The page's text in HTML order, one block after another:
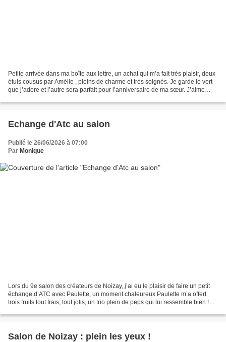
Petite arrivée dans ma boîte aux lettre, un achat qui m’a fait très plaisir, deux
étuis cousus par Amélie , pleins de charme et très soignés. Je garde le vert
que j’adore et l’autre sera parfait pour l’anniversaire de ma sœur. J’aime
Echange d'Atc au salon
Publié le 26/06/2026 à 07:00
Par Monique
Lors du 9e salon des créateurs de Noizay, j’ai eu le plaisir de faire un petit
échange d’ATC avec Paulette, un moment chaleureux Paulette m’a offert
trois fruits tout frais, tout jolis, un trio plein de peps qui lui ressemble bien !
Salon de Noizay : plein les yeux !